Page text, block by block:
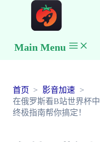
Main Menu
首页
影音加速
在俄罗斯看B站世界杯
终极指南帮你搞定！